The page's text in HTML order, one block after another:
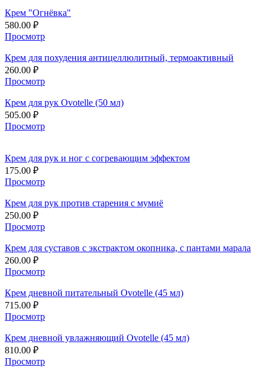
Крем "Огнёвка"
580.00 ₽
Просмотр
Крем для похудения антицеллюлитный, термоактивный
260.00 ₽
Просмотр
Крем для рук Ovotelle (50 мл)
505.00 ₽
Просмотр
Крем для рук и ног с согревающим эффектом
175.00 ₽
Просмотр
Крем для рук против старения с мумиё
250.00 ₽
Просмотр
Крем для суставов с экстрактом окопника, с пантами марала
260.00 ₽
Просмотр
Крем дневной питательный Ovotelle (45 мл)
715.00 ₽
Просмотр
Крем дневной увлажняющий Ovotelle (45 мл)
810.00 ₽
Просмотр